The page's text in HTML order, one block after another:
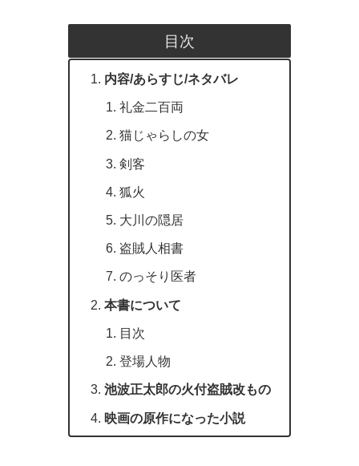
目次
内容/あらすじ/ネタバレ
礼金二百両
猫じゃらしの女
剣客
狐火
大川の隠居
盗賊人相書
のっそり医者
本書について
目次
登場人物
池波正太郎の火付盗賊改もの
映画の原作になった小説